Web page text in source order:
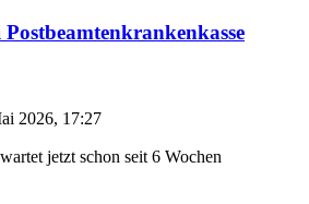
2026, 17:27
jetzt schon seit 6 Wochen